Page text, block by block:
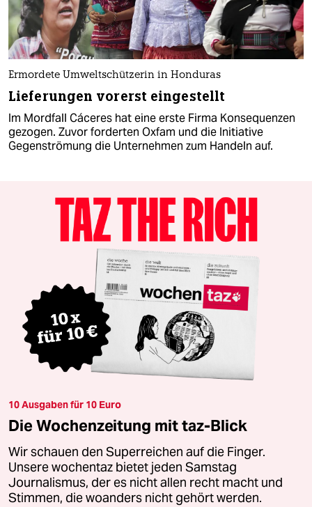
Ermordete Umweltschützerin in Honduras
Lieferungen vorerst eingestellt
Im Mordfall Cáceres hat eine erste Firma Konsequenzen
gezogen. Zuvor forderten Oxfam und die Initiative
Gegenströmung die Unternehmen zum Handeln auf.
10 Ausgaben für 10 Euro
Die Wochenzeitung mit taz-Blick
Wir schauen den Superreichen auf die Finger.
Unsere wochentaz bietet jeden Samstag
Journalismus, der es nicht allen recht macht und
Stimmen, die woanders nicht gehört werden.